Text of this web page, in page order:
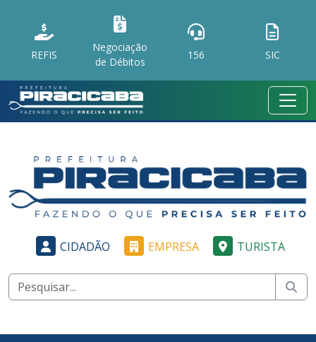
REFIS
Negociação
de Débitos
156 SIC
CIDADÃO EMPRESA TURISTA